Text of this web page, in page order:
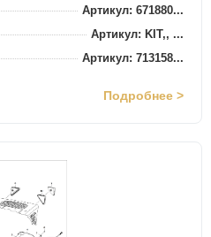
Артикул: 671880...
Артикул: KIT,, ...
Артикул: 713158...
Подробнее >